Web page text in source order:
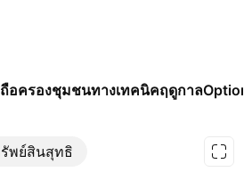
อครองชุมชนทางเทคนิคฤดูกาล
พย์สินสุทธิ